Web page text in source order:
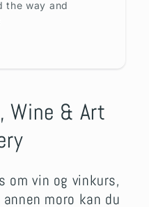
the way and
Wine & Art
om vin og vinkurs,
moro kan du